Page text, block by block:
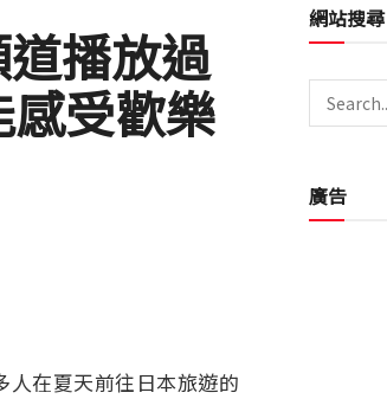
播放過
受歡樂
人在夏天前往日本旅遊的
網站搜尋
廣告